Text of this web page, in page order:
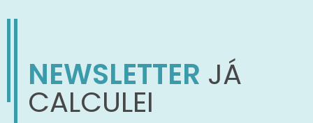
NEWSLETTER JÁ
CALCULEI